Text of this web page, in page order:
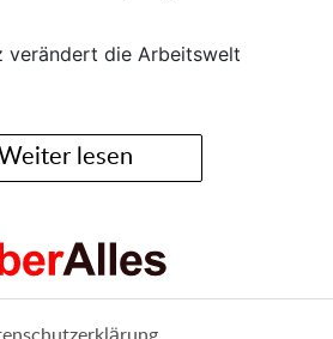
verändert die Arbeitswelt
Weiter lesen